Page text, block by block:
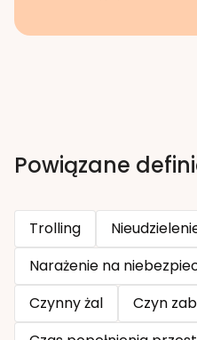
Powiązane
Trolling
Narażenie na
Czynny żal
Czyn